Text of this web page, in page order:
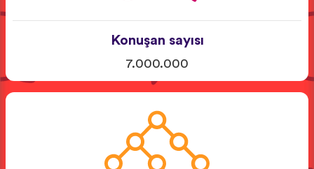
Konuşan sayısı
7.000.000